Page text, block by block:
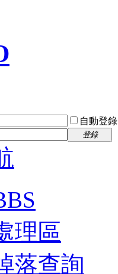
自動登錄
登錄
理區
落查詢